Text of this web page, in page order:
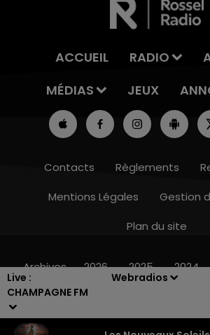
Live :
CHAMPAGNE FM
Webradios
15h00 - 19h00
ACCUEIL RADIO
MÉDIAS
JEUX
Contacts Règlements
Mentions Légales
Gestion
Plan du site
Archives 2026 2025 2024